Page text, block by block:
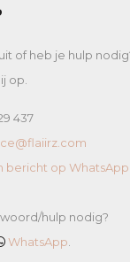
of heb je hulp
op.
437
bericht op WhatsApp
hulp nodig?
WhatsApp